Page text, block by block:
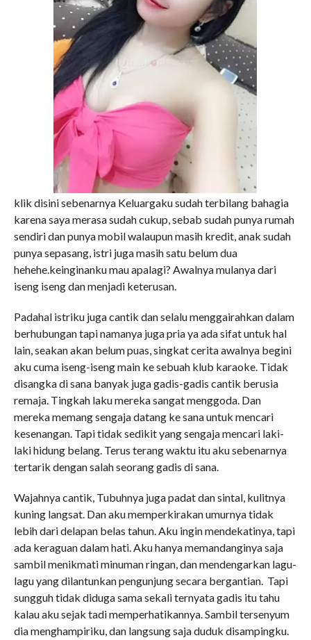
klik disini sebenarnya Keluargaku sudah terbilang bahagia
karena saya merasa sudah cukup, sebab sudah punya rumah
sendiri dan punya mobil walaupun masih kredit, anak sudah
punya sepasang, istri juga masih satu belum dua
hehehe.keinginanku mau apalagi? Awalnya mulanya dari
iseng iseng dan menjadi keterusan.
Padahal istriku juga cantik dan selalu menggairahkan dalam
berhubungan tapi namanya juga pria ya ada sifat untuk hal
lain, seakan akan belum puas, singkat cerita awalnya begini
aku cuma iseng-iseng main ke sebuah klub karaoke. Tidak
disangka di sana banyak juga gadis-gadis cantik berusia
remaja. Tingkah laku mereka sangat menggoda. Dan
mereka memang sengaja datang ke sana untuk mencari
kesenangan. Tapi tidak sedikit yang sengaja mencari laki-
laki hidung belang. Terus terang waktu itu aku sebenarnya
tertarik dengan salah seorang gadis di sana.
Wajahnya cantik, Tubuhnya juga padat dan sintal, kulitnya
kuning langsat. Dan aku memperkirakan umurnya tidak
lebih dari delapan belas tahun. Aku ingin mendekatinya, tapi
ada keraguan dalam hati. Aku hanya memandanginya saja
sambil menikmati minuman ringan, dan mendengarkan lagu-
lagu yang dilantunkan pengunjung secara bergantian. Tapi
sungguh tidak diduga sama sekali ternyata gadis itu tahu
kalau aku sejak tadi memperhatikannya. Sambil tersenyum
dia menghampiriku, dan langsung saja duduk disampingku.